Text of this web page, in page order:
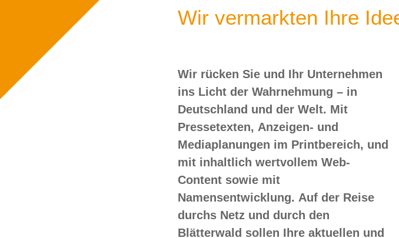
Wir vermarkten Ihre
Wir rücken Sie und Ihr Unternehmen
ins Licht der Wahrnehmung – in
Deutschland und der Welt. Mit
Pressetexten, Anzeigen- und
Mediaplanungen im Printbereich, und
mit inhaltlich wertvollem Web-
Content sowie mit
Namensentwicklung. Auf der Reise
durchs Netz und durch den
Blätterwald sollen Ihre aktuellen und
wollen Sie doch – oder? Dann nix wie